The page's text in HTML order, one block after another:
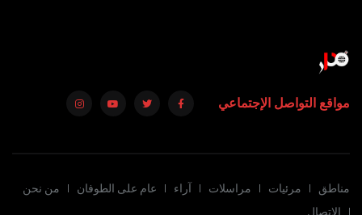
مواقع التواصل الإجتماعي
مناطق مرئيات مراسلات آراء عام على الطوفان
من نحن
الاتصال